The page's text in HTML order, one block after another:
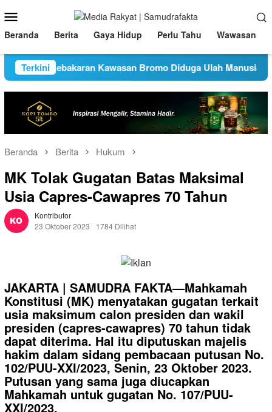
ke
kontenMobile
Beranda Berita Gaya Hidup Perlu Tahu Wawasan
Terkini
Kebakaran Kawasan Bromo Diduga Ulah Manusia
Beranda Berita Hukum
MK Tolak Gugatan Batas Maksimal
Usia Capres-Cawapres 70 Tahun
Kontributor
23 Oktober 2023
1784 Dilihat
JAKARTA | SAMUDRA FAKTA—Mahkamah
Konstitusi (MK) menyatakan gugatan terkait
usia maksimum calon presiden dan wakil
presiden (capres-cawapres) 70 tahun tidak
dapat diterima. Hal itu diputuskan majelis
hakim dalam sidang pembacaan putusan No.
102/PUU-XXI/2023, Senin, 23 Oktober 2023.
Putusan yang sama juga diucapkan
Mahkamah untuk gugatan No. 107/PUU-
XXI/2023.